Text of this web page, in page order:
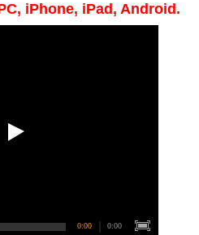
iPhone, iPad, Android.
0:00 0:00